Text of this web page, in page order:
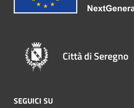
Città di Seregno
SEGUICI SU